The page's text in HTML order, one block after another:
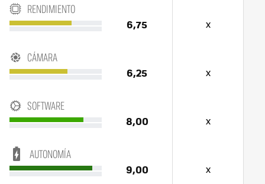
RENDIMIENTO
6,75 x
CÁMARA
6,25 x
SOFTWARE
8,00 x
AUTONOMÍA
9,00 x